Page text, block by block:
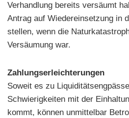
Verhandlung bereits versäumt
Antrag auf Wiedereinsetzung in
stellen, wenn die
Versäumung war.
Zahlungserleichterungen
Soweit es zu
Schwierigkeiten mit der
kommt, können unmittelbar